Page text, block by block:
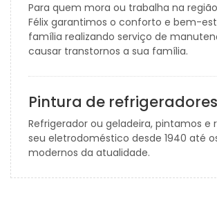
Para quem mora ou trabalha na
Félix garantimos o conforto e bem-
família realizando serviço de
causar transtornos a sua família.
Pintura de refrigeradores
Refrigerador ou geladeira, pintamos e
seu eletrodoméstico desde 1940 até
modernos da atualidade.